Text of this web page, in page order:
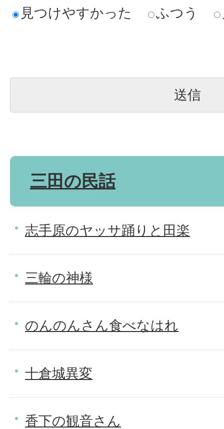
見つけやすかった
ふつう
三田の民話
志手原のヤッサ踊りと田楽
三輪の神様
のんのんさん食べなはれ
十倉城異変
香下の観音さん